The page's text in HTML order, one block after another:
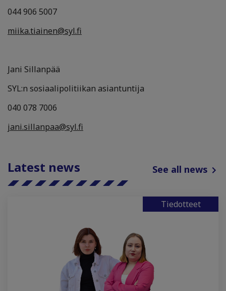
044 906 5007
miika.tiainen@syl.fi
Jani Sillanpää
SYL:n sosiaalipolitiikan asiantuntija
040 078 7006
jani.sillanpaa@syl.fi
Latest news See all news
Tiedotteet